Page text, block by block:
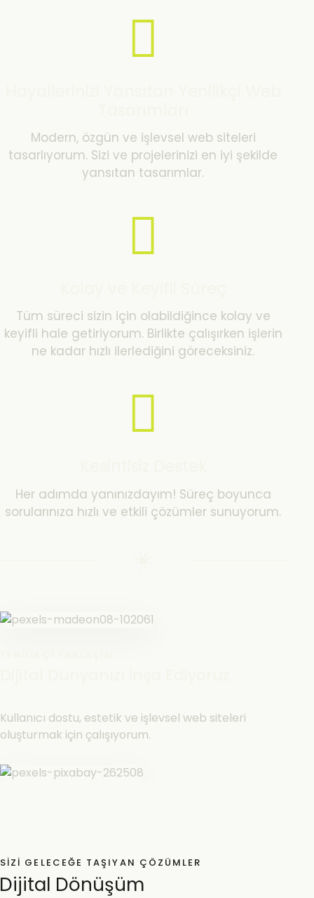
Modern, özgün ve işlevsel web siteleri
tasarlıyorum. Sizi ve projelerinizi en iyi şekilde
yansıtan tasarımlar.
Tüm süreci sizin için olabildiğince kolay ve
keyifli hale getiriyorum. Birlikte çalışırken işlerin
ne kadar hızlı ilerlediğini göreceksiniz.
Her adımda yanınızdayım! Süreç boyunca
sorularınıza hızlı ve etkili çözümler sunuyorum.
Kullanıcı dostu, estetik ve işlevsel web siteleri
oluşturmak için çalışıyorum.
SIZI GELECEĞE TAŞIYAN ÇÖZÜMLER
Dijital Dönüşüm